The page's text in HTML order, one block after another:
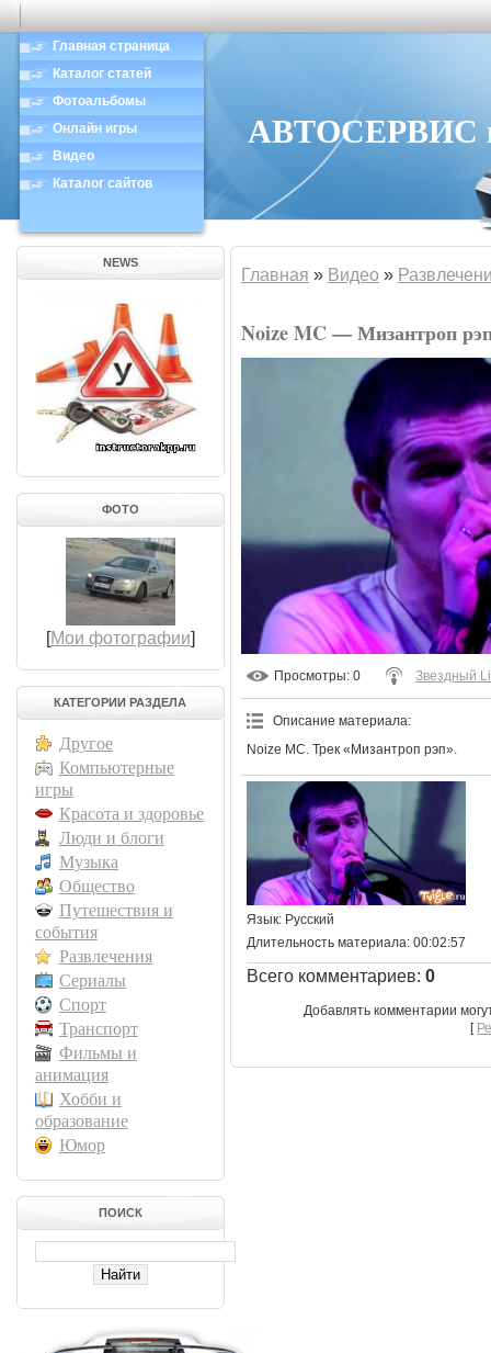
Главная страница
Каталог статей
Фотоальбомы
Онлайн игры
Видео
Каталог сайтов
АВТОСЕРВИС в
NEWS
ФОТО
[Мои фотографии]
КАТЕГОРИИ РАЗДЕЛА
Другое
Компьютерные
игры
Красота и здоровье
Люди и блоги
Музыка
Общество
Путешествия и
события
Развлечения
Сериалы
Спорт
Транспорт
Фильмы и
анимация
Хобби и
образование
Юмор
ПОИСК
Главная » Видео »
Noize MC — Мизантроп
Просмотры: 0 Звездный
Описание материала:
Noize MC. Трек «Мизантроп рэп».
Язык: Русский
Длительность материала: 00:02:57
Всего комментариев: 0
Добавлять комментарии
[